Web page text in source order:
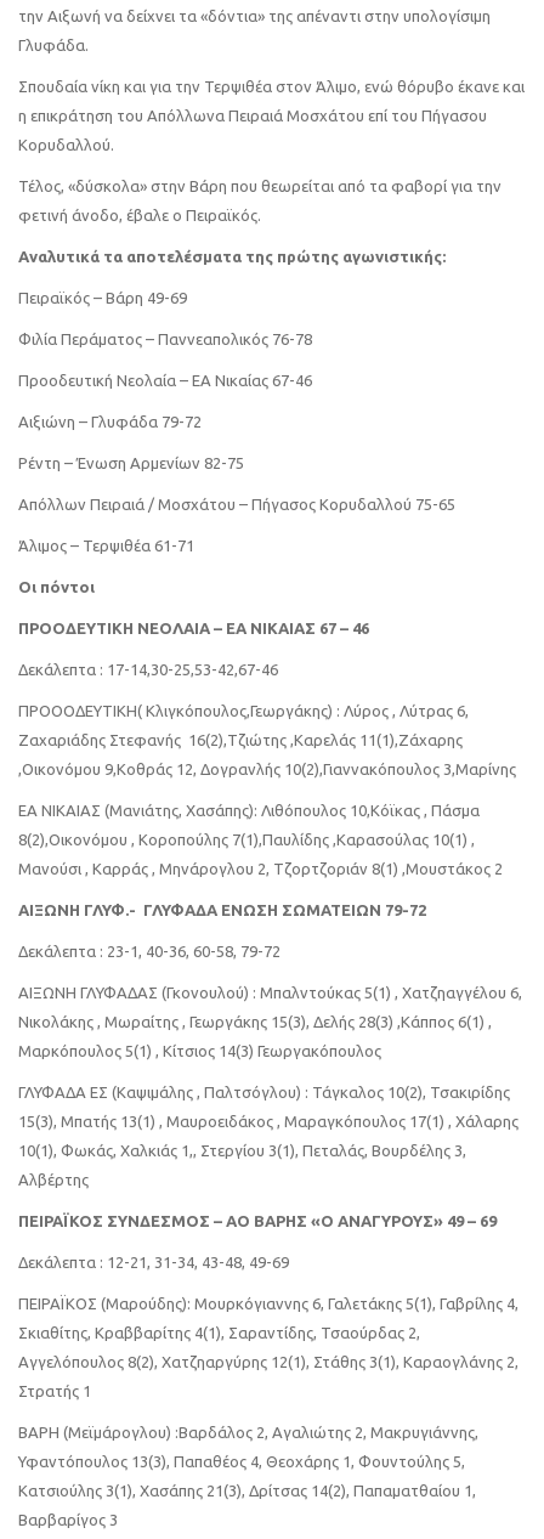
την Αιξωνή να δείχνει τα «δόντια» της απέναντι στην υπολογίσιμη
Γλυφάδα.
Σπουδαία νίκη και για την Τερψιθέα στον Άλιμο, ενώ θόρυβο έκανε και
η επικράτηση του Απόλλωνα Πειραιά Μοσχάτου επί του Πήγασου
Κορυδαλλού.
Τέλος, «δύσκολα» στην Βάρη που θεωρείται από τα φαβορί για την
φετινή άνοδο, έβαλε ο Πειραϊκός.
Αναλυτικά τα αποτελέσματα της πρώτης αγωνιστικής:
Πειραϊκός – Βάρη 49-69
Φιλία Περάματος – Παννεαπολικός 76-78
Προοδευτική Νεολαία – ΕΑ Νικαίας 67-46
Αιξιώνη – Γλυφάδα 79-72
Ρέντη – Ένωση Αρμενίων 82-75
Απόλλων Πειραιά / Μοσχάτου – Πήγασος Κορυδαλλού 75-65
Άλιμος – Τερψιθέα 61-71
Οι πόντοι
ΠΡΟΟΔΕΥΤΙΚΗ ΝΕΟΛΑΙΑ – ΕΑ ΝΙΚΑΙΑΣ 67 – 46
Δεκάλεπτα : 17-14,30-25,53-42,67-46
ΠΡΟΟΟΔΕΥΤΙΚΗ( Κλιγκόπουλος,Γεωργάκης) : Λύρος , Λύτρας 6,
Ζαχαριάδης Στεφανής 16(2),Τζιώτης ,Καρελάς 11(1),Ζάχαρης
,Οικονόμου 9,Κοθράς 12, Δογρανλής 10(2),Γιαννακόπουλος 3,Μαρίνης
ΕΑ ΝΙΚΑΙΑΣ (Μανιάτης, Χασάπης): Λιθόπουλος 10,Κόϊκας , Πάσμα
8(2),Οικονόμου , Κοροπούλης 7(1),Παυλίδης ,Καρασούλας 10(1) ,
Μανούσι , Καρράς , Μηνάρογλου 2, Τζορτζοριάν 8(1) ,Μουστάκος 2
ΑΙΞΩΝΗ ΓΛΥΦ.- ΓΛΥΦΑΔΑ ΕΝΩΣΗ ΣΩΜΑΤΕΙΩΝ 79-72
Δεκάλεπτα : 23-1, 40-36, 60-58, 79-72
ΑΙΞΩΝΗ ΓΛΥΦΑΔΑΣ (Γκονουλού) : Μπαλντούκας 5(1) , Χατζηαγγέλου 6,
Νικολάκης , Μωραίτης , Γεωργάκης 15(3), Δελής 28(3) ,Κάππος 6(1) ,
Μαρκόπουλος 5(1) , Κίτσιος 14(3) Γεωργακόπουλος
ΓΛΥΦΑΔΑ ΕΣ (Καψιμάλης , Παλτσόγλου) : Τάγκαλος 10(2), Τσακιρίδης
15(3), Μπατής 13(1) , Μαυροειδάκος , Μαραγκόπουλος 17(1) , Χάλαρης
10(1), Φωκάς, Χαλκιάς 1,, Στεργίου 3(1), Πεταλάς, Βουρδέλης 3,
Αλβέρτης
ΠΕΙΡΑΪΚΟΣ ΣΥΝΔΕΣΜΟΣ – ΑΟ ΒΑΡΗΣ «Ο ΑΝΑΓΥΡΟΥΣ» 49 – 69
Δεκάλεπτα : 12-21, 31-34, 43-48, 49-69
ΠΕΙΡΑΪΚΟΣ (Μαρούδης): Μουρκόγιαννης 6, Γαλετάκης 5(1), Γαβρίλης 4,
Σκιαθίτης, Κραββαρίτης 4(1), Σαραντίδης, Τσαούρδας 2,
Αγγελόπουλος 8(2), Χατζηαργύρης 12(1), Στάθης 3(1), Καραογλάνης 2,
Στρατής 1
ΒΑΡΗ (Μεϊμάρογλου) :Βαρδάλος 2, Αγαλιώτης 2, Μακρυγιάννης,
Υφαντόπουλος 13(3), Παπαθέος 4, Θεοχάρης 1, Φουντούλης 5,
Κατσιούλης 3(1), Χασάπης 21(3), Δρίτσας 14(2), Παπαματθαίου 1,
Βαρβαρίγος 3